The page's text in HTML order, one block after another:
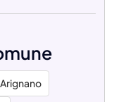
Arignano